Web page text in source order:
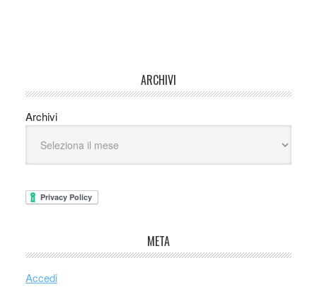
ARCHIVI
Archivi
META
Accedi